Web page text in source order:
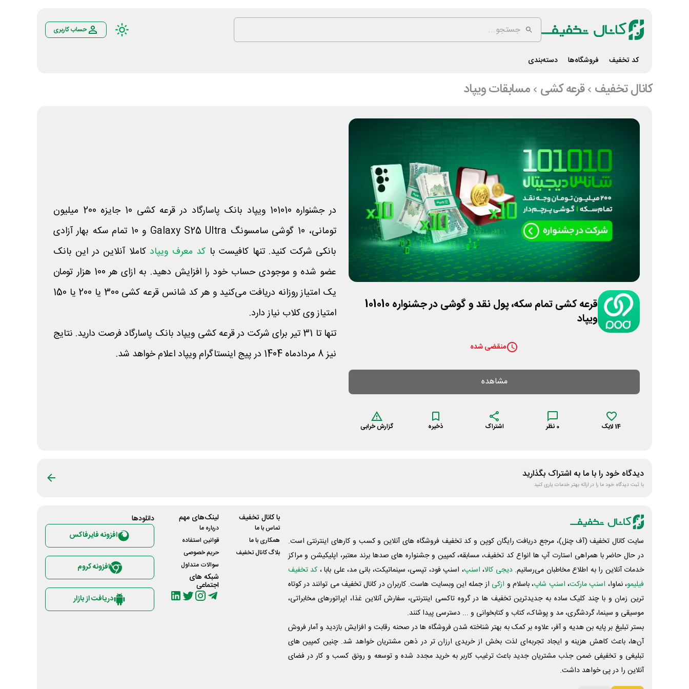
حساب کاربری
کد تخفیف فروشگاه‌ها دسته‌بندی
کانال تخفیف قرعه کشی مسابقات ویپاد
قرعه کشی تمام سکه، پول نقد و گوشی در جشنواره 101010
ویپاد
منقضی شده
مشاهده
14لایک 0 نظر اشتراک ذخیره گزارش خرابی
در جشنواره 101010 ویپاد بانک پاسارگاد در قرعه کشی 10 جایزه 200 میلیون
تومانی، 10 گوشی سامسونگ Galaxy S25 Ultra و 10 تمام سکه بهار آزادی
بانکی شرکت کنید. تنها کافیست با کد معرف ویپاد کاملا آنلاین در این بانک
عضو شده و موجودی حساب خود را افزایش دهید. به ازای هر 100 هزار تومان
یک امتیاز روزانه دریافت می‎‌کنید و هر کد شانس قرعه کشی 300 یا 200 یا 150
امتیاز وی کلاب نیاز دارد.
تنها تا 31 تیر برای شرکت در قرعه کشی ویپاد بانک پاسارگاد فرصت دارید. نتایج
نیز 8 مردادماه 1404 در پیج اینستاگرام ویپاد اعلام خواهد شد.
دیدگاه خود را با ما به اشتراک بگذارید
با ثبت دیدگاه خود ما را در ارائه بهتر خدمات یاری کنید
سایت کانال تخفیف (آف چنل)، مرجع دریافت رایگان کوپن و کد تخفیف فروشگاه های آنلاین و کسب و‌ کارهای اینترنتی است.
در حال حاضر با همراهی استارت آپ ها انواع کد تخفیف، مسابقه، کمپین و جشنواره های صدها برند معتبر، اپلیکیشن و مراکز
خدمات آنلاین را به اطلاع مخاطبان می‌رسانیم. دیجی کالا، اسنپ، اسنپ فود، تپسی، سینماتیکت، بانی مد، علی‌ بابا ، کد تخفیف
فیلیمو، نماوا، اسنپ مارکت، اسنپ شاپ، باسلام و ازکی از جمله این وبسایت ‌هاست. کاربران در کانال تخفیف می توانند در کوتاه
ترین زمان و با چند کلیک ساده به جدیدترین تخفیف ها در گروه تاکسی اینترنتی، سفارش آنلاین غذا، اپراتورهای مخابراتی،
موسیقی و سینما، گردشگری، مد و پوشاک، کتاب و کتابخوانی و ... دسترسی پیدا کنند.
بستر تبلیغ بر پایه بن هدیه و آفر، علاوه بر کمک به بهتر شناخته شدن فروشگاه ها در صحنه رقابت و افزایش بازدید و آمار فروش
آن‌ها، باعث کاهش هزینه و ایجاد تجربه‌ای لذت بخش از خریدی ارزان تر در ذهن مشتریان خواهد شد. چنین کمپین های
تبلیغی و تخفیفی ضمن جذب مشتریان جدید باعث ترغیب کاربر به خرید مجدد شده و توسعه و رونق کسب و کار در فضای
آنلاین را در پی خواهد داشت.
با کانال تخفیف
تماس با ما
همکاری با ما
بلاگ کانال تخفیف
لینک‌های مهم
درباره ما
قوانین استفاده
حریم خصوصی
سوالات متداول
شبکه های
اجتماعی
دانلود‌ها
افزونه فایرفاکس
افزونه کروم
دریافت از بازار